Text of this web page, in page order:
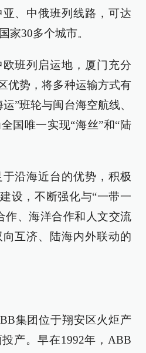
、中俄班列线路，可达
家30多个城市。
班列启运地，厦门充分
优势，将多种运输方式有
”班轮与闽台海空航线、
国唯一实现“海丝”和“陆
沿海近台的优势，积极
设，不断强化与“一带一
作、海洋合作和人文交流
互济、陆海内外联动的
集团位于翔安区火炬产
产。早在1992年，ABB